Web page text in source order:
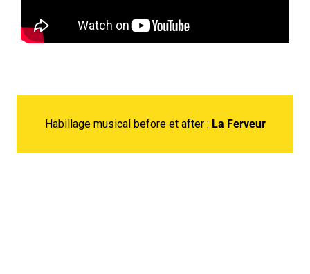
Habillage musical before et after : La Ferveur